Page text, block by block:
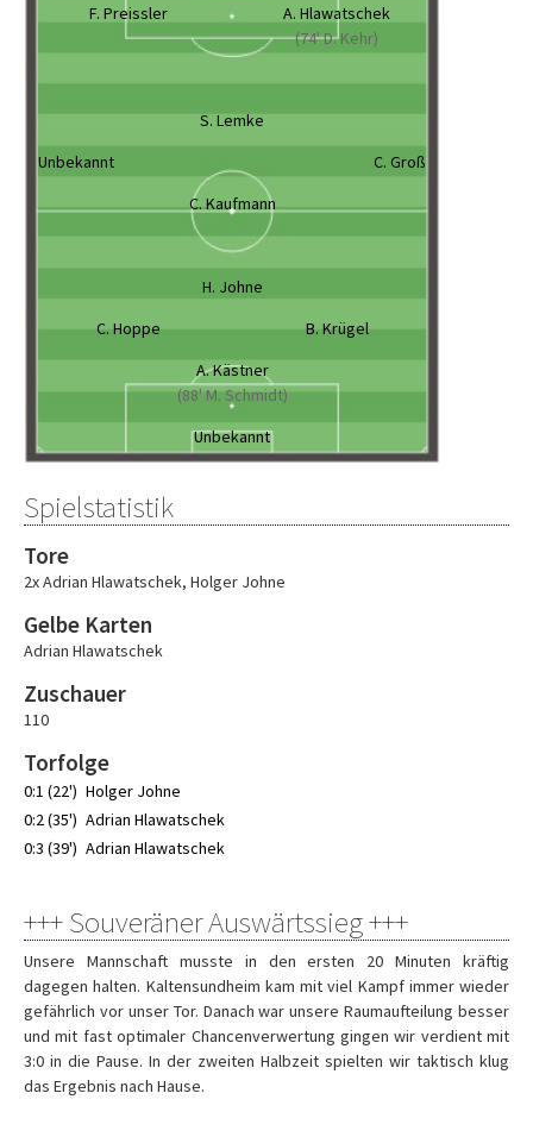
F. Preissler
A. Hlawatschek
(74' D. Kehr)
S. Lemke
Unbekannt
C. Groß
C. Kaufmann
H. Johne
C. Hoppe
B. Krügel
A. Kästner
(88' M. Schmidt)
Unbekannt
Spielstatistik
Tore
2x Adrian Hlawatschek, Holger Johne
Gelbe Karten
Adrian Hlawatschek
Zuschauer
110
Torfolge
0:1 (22') Holger Johne
0:2 (35') Adrian Hlawatschek
0:3 (39') Adrian Hlawatschek
+++ Souveräner Auswärtssieg +++
Unsere Mannschaft musste in den ersten 20 Minuten kräftig
dagegen halten. Kaltensundheim kam mit viel Kampf immer wieder
gefährlich vor unser Tor. Danach war unsere Raumaufteilung besser
und mit fast optimaler Chancenverwertung gingen wir verdient mit
3:0 in die Pause. In der zweiten Halbzeit spielten wir taktisch klug
das Ergebnis nach Hause.